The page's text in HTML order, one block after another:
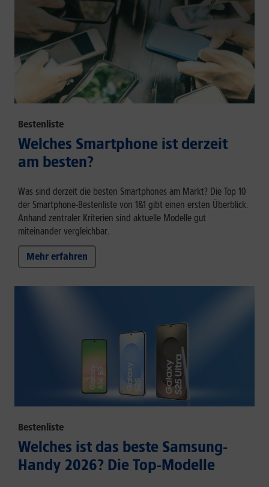
Bestenliste
Welches Smartphone ist derzeit
am besten?
Was sind derzeit die besten Smartphones am Markt? Die Top 10
der Smartphone-Bestenliste von 1&1 gibt einen ersten Überblick.
Anhand zentraler Kriterien sind aktuelle Modelle gut
miteinander vergleichbar.
Mehr erfahren
Bestenliste
Welches ist das beste Samsung-
Handy 2026? Die Top-Modelle